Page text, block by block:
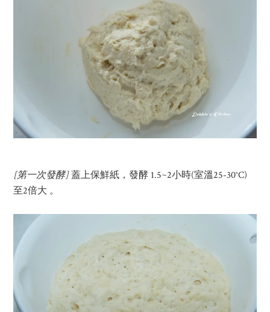
[第一次發酵]蓋上保鮮紙，發酵 1.5~2小時(室溫25-30°C)
至2倍大 。